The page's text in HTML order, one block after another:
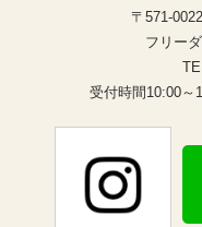
〒571-
フリー
受付時間10:00～